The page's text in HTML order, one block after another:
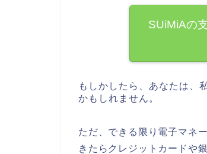
SUiMiAの
もしかしたら、あなたは、
かもしれません。
ただ、できる限り電子マネ
きたらクレジットカードや